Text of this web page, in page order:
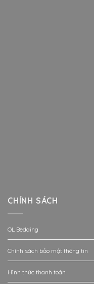
CHÍNH SÁCH
OL Bedding
Chính sách bảo mật thông tin
Hình thức thanh toán